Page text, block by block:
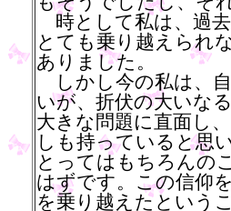
時として私は、過
とても乗り越えられ
ありました。
しかし今の私は、
いが、折伏の大いな
大きな問題に直面し
しも持っていると思
とってはもちろんの
はずです。この信仰
を乗り越えたという